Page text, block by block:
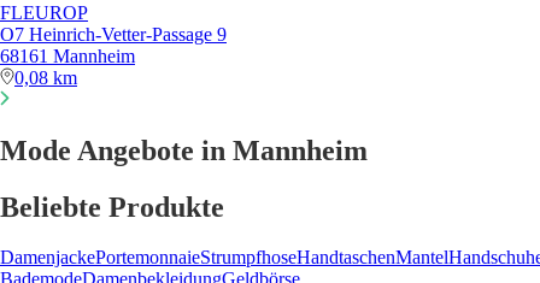
FLEUROP
O7 Heinrich-Vetter-Passage 9
68161 Mannheim
0,08 km
Mode Angebote in Mannheim
Beliebte Produkte
DamenjackePortemonnaieStrumpfhoseHandtaschenMantel